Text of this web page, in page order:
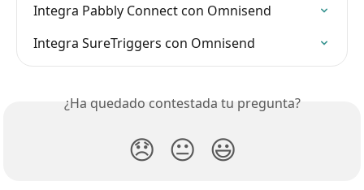
Integra Pabbly Connect con Omnisend
Integra SureTriggers con Omnisend
¿Ha quedado contestada tu pregunta?
😞 😐 😃